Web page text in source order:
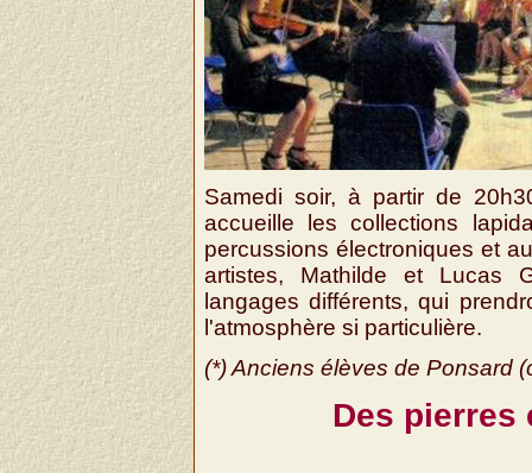
Samedi soir, à partir de
accueille les collections
percussions électroniques et
artistes, Mathilde et Lucas
langages différents, qui
l'atmosphère si particulière.
(*) Anciens élèves de Ponsard
Des pierres